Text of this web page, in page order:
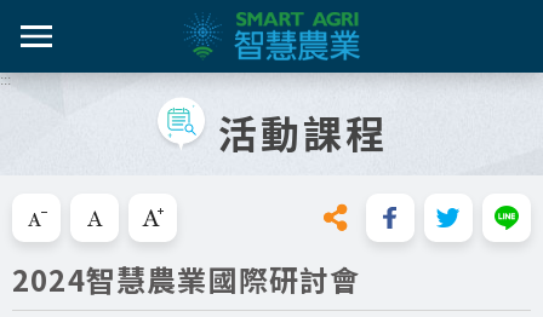
:::
活動課程
2024智慧農業國際研討會
新知與活動
推動實例
畜禽產業
資料集